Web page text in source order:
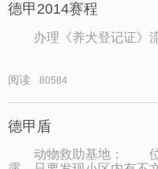
德甲2014赛程
办理《养犬登记证》流
阅读 80584
德甲盾
动物救助基地： 位于